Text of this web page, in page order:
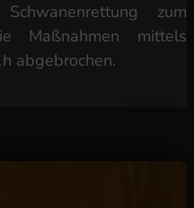
zum
Maßnahmen mittels
abgebrochen.